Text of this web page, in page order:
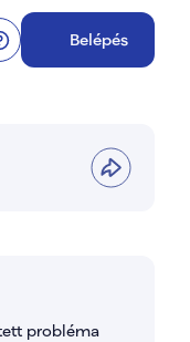
Belépés
probléma